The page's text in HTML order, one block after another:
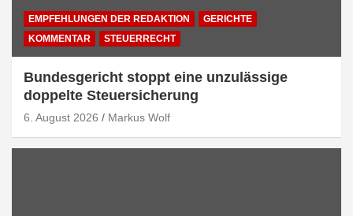
EMPFEHLUNGEN DER REDAKTION
GERICHTE
KOMMENTAR
STEUERRECHT
Bundesgericht stoppt eine unzulässige
doppelte Steuersicherung
6. August 2026 Markus Wolf